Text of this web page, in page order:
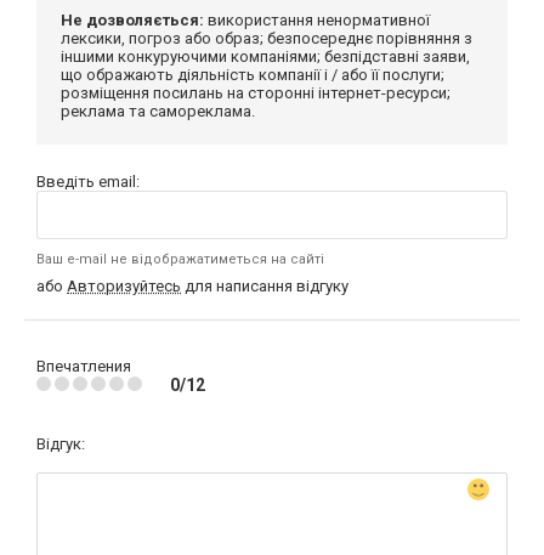
Не дозволяється: використання ненормативної
лексики, погроз або образ; безпосереднє порівняння з
іншими конкуруючими компаніями; безпідставні заяви,
що ображають діяльність компанії і / або її послуги;
розміщення посилань на сторонні інтернет-ресурси;
реклама та самореклама.
Введіть email:
Ваш e-mail не відображатиметься на сайті
або Авторизуйтесь для написання відгуку
Впечатления
0/12
Відгук: